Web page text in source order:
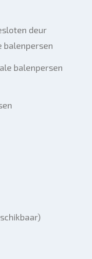
deur
balenpersen
balenpersen